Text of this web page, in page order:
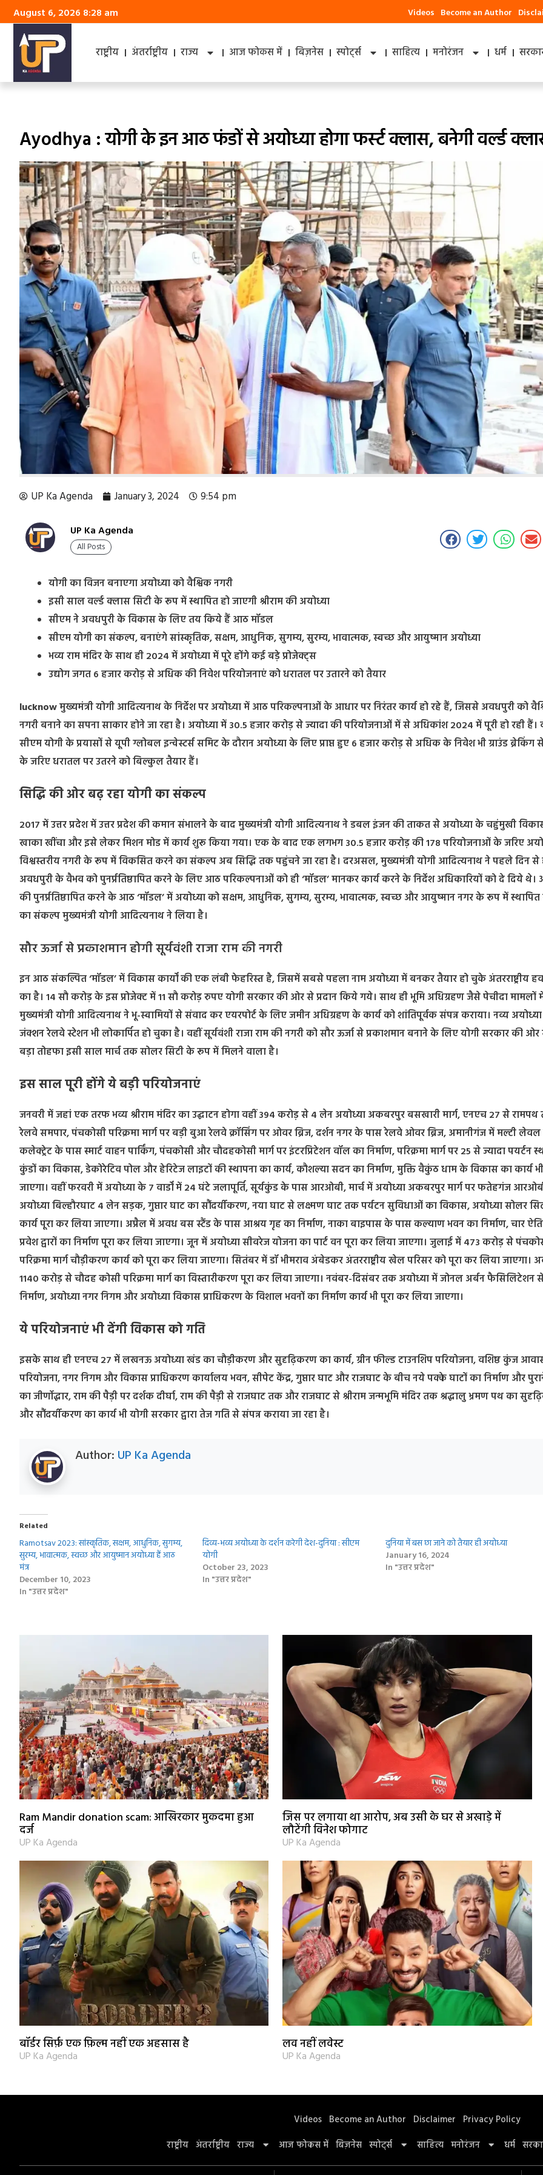
August 6, 2026 8:28 am Videos Become an Author
राष्ट्रीय अंतर्राष्ट्रीय राज्य आज फोकस में बिज़नेस स्पोर्ट्स साहित्य मनोरंजन धर्म
Ayodhya : योगी के इन आठ फंडों से अयोध्या होगा फर्स्‍ट क्‍लास, बनेगी वर्ल्‍ड
UP Ka Agenda January 3, 2024 9:54 pm
UP Ka Agenda
All Posts
योगी का विजन बनाएगा अयोध्या को वैश्विक नगरी
इसी साल वर्ल्ड क्लास सिटी के रूप में स्थापित हो जाएगी श्रीराम की अयोध्या
सीएम ने अवधपुरी के विकास के लिए तय किये हैं आठ मॉडल
सीएम योगी का संकल्प, बनाएंगे सांस्कृतिक, सक्षम, आधुनिक, सुगम्य, सुरम्य, भावात्मक, स्वच्छ और आयुष्मान अयोध्या
भव्य राम मंदिर के साथ ही 2024 में अयोध्या में पूरे होंगे कई बड़े प्रोजेक्ट्स
उद्योग जगत 6 हजार करोड़ से अधिक की निवेश परियोजनाएं को धरातल पर उतारने को तैयार
lucknowमुख्यमंत्री योगी आदित्यनाथ के निर्देश पर अयोध्या में आठ परिकल्पनाओं के आधार पर निरंतर कार्य हो रहे हैं, जिससे अवधपुरी को
नगरी बनाने का सपना साकार होने जा रहा है। अयोध्या में 30.5 हजार करोड़ से ज्यादा की परियोजनाओं में से अधिकांश 2024 में पूरी हो रही हैं।
सीएम योगी के प्रयासों से यूपी ग्लोबल इन्वेस्टर्स समिट के दौरान अयोध्या के लिए प्राप्त हुए 6 हजार करोड़ से अधिक के निवेश भी ग्राउंड ब्रेकिंग
के जरिए धरातल पर उतरने को बिल्कुल तैयार हैं।
सिद्धि की ओर बढ़ रहा योगी का संकल्प
2017 में उत्तर प्रदेश में उत्तर प्रदेश की कमान संभालने के बाद मुख्यमंत्री योगी आदित्यनाथ ने डबल इंजन की ताकत से अयोध्या के चहुंमुखी
खाका खींचा और इसे लेकर मिशन मोड में कार्य शुरू किया गया। एक के बाद एक लगभग 30.5 हजार करोड़ की 178 परियोजनाओं के जरिए
विश्वस्तरीय नगरी के रूप में विकसित करने का संकल्प अब सिद्धि तक पहुंचने जा रहा है। दरअसल, मुख्यमंत्री योगी आदित्यनाथ ने पहले दिन से
अवधपुरी के वैभव को पुनर्प्रतिष्ठापित करने के लिए आठ परिकल्पनाओं को ही ‘मॉडल’ मानकर कार्य करने के निर्देश अधिकारियों को दे दिये थे।
की पुनर्प्रतिष्ठापित करने के आठ ‘मॉडल’ में अयोध्या को सक्षम, आधुनिक, सुगम्य, सुरम्य, भावात्मक, स्वच्छ और आयुष्मान नगर के रूप में
का संकल्प मुख्यमंत्री योगी आदित्यनाथ ने लिया है।
सौर ऊर्जा से प्रकाशमान होगी सूर्यवंशी राजा राम की नगरी
इन आठ संकल्पित ‘मॉडल’ में विकास कार्यों की एक लंबी फेहरिस्त है, जिसमें सबसे पहला नाम अयोध्या में बनकर तैयार हो चुके अंतरराष्ट्रीय
का है। 14 सौ करोड़ के इस प्रोजेक्ट में 11 सौ करोड़ रुपए योगी सरकार की ओर से प्रदान किये गये। साथ ही भूमि अधिग्रहण जैसे पेचीदा मामलों
मुख्यमंत्री योगी आदित्यनाथ ने भू-स्वामियों से संवाद कर एयरपोर्ट के लिए जमीन अधिग्रहण के कार्य को शांतिपूर्वक संपन्न कराया। नव्य
जंक्शन रेलवे स्टेशन भी लोकार्पित हो चुका है। वहीं सूर्यवंशी राजा राम की नगरी को सौर ऊर्जा से प्रकाशमान बनाने के लिए योगी सरकार की
बड़ा तोहफा इसी साल मार्च तक सोलर सिटी के रूप में मिलने वाला है।
इस साल पूरी होंगे ये बड़ी परियोजनाएं
जनवरी में जहां एक तरफ भव्य श्रीराम मंदिर का उद्घाटन होगा वहीं 394 करोड़ से 4 लेन अयोध्या अकबरपुर बसखारी मार्ग, एनएच 27 से
रेलवे समपार, पंचकोसी परिक्रमा मार्ग पर बड़ी बुआ रेलवे क्रॉसिंग पर ओवर ब्रिज, दर्शन नगर के पास रेलवे ओवर ब्रिज, अमानीगंज में मल्टी लेवल
कलेक्ट्रेट के पास स्मार्ट वाहन पार्किंग, पंचकोसी और चौदहकोसी मार्ग पर इंटरप्रिटेशन वॉल का निर्माण, परिक्रमा मार्ग पर 25 से ज्यादा पयर्टन
कुंडों का विकास, डेकोरेटिव पोल और हेरिटेज लाइटों की स्थापना का कार्य, कौशल्या सदन का निर्माण, मुक्ति वैकुंठ धाम के विकास का कार्य भी
जाएगा। वहीं फरवरी में अयोध्या के 7 वार्डों में 24 घंटे जलापूर्ति, सूर्यकुंड के पास आरओबी, मार्च में अयोध्या अकबरपुर मार्ग पर फतेहगंज
अयोध्या बिल्हौरघाट 4 लेन सड़क, गुप्तार घाट का सौंदर्यीकरण, नया घाट से लक्ष्मण घाट तक पर्यटन सुविधाओं का विकास, अयोध्या सोलर
कार्य पूरा कर लिया जाएगा। अप्रैल में अवध बस स्टैंड के पास आश्रय गृह का निर्माण, नाका बाइपास के पास कल्याण भवन का निर्माण, चार
प्रवेश द्वारों का निर्माण पूरा कर लिया जाएगा। जून में अयोध्या सीवरेज योजना का पार्ट वन पूरा कर लिया जाएगा। जुलाई में 473 करोड़ से
परिक्रमा मार्ग चौड़ीकरण कार्य को पूरा कर लिया जाएगा। सितंबर में डॉ भीमराव अंबेडकर अंतरराष्ट्रीय खेल परिसर को पूरा कर लिया जाएगा।
1140 करोड़ से चौदह कोसी परिक्रमा मार्ग का विस्तारीकरण पूरा कर लिया जाएगा। नवंबर-दिसंबर तक अयोध्या में जोनल अर्बन फैसिलिटेशन
निर्माण, अयोध्या नगर निगम और अयोध्या विकास प्राधिकरण के विशाल भवनों का निर्माण कार्य भी पूरा कर लिया जाएगा।
ये परियोजनाएं भी देंगी विकास को गति
इसके साथ ही एनएच 27 में लखनऊ अयोध्या खंड का चौड़ीकरण और सुदृढ़िकरण का कार्य, ग्रीन फील्ड टाउनशिप परियोजना, वशिष्ठ कुंज
परियोजना, नगर निगम और विकास प्राधिकरण कार्यालय भवन, सीपेट केंद्र, गुप्तार घाट और राजघाट के बीच नये पक्के घाटों का निर्माण और
का जीर्णोद्धार, राम की पैड़ी पर दर्शक दीर्घा, राम की पैड़ी से राजघाट तक और राजघाट से श्रीराम जन्मभूमि मंदिर तक श्रद्धालु भ्रमण पथ का
और सौंदर्यीकरण का कार्य भी योगी सरकार द्वारा तेज गति से संपन्न कराया जा रहा है।
Author: UP Ka Agenda
Related
Ramotsav 2023: सांस्कृतिक, सक्षम, आधुनिक, सुगम्य,
सुरम्य, भावात्मक, स्वच्छ और आयुष्मान अयोध्या हैं आठ
मंत्र
December 10, 2023
In "उत्तर प्रदेश"
दिव्य-भव्य अयोध्या के दर्शन करेगी देश-दुनिया : सीएम
योगी
October 23, 2023
In "उत्तर प्रदेश"
दुनिया में बस छा जाने को तैयार ही अयोध्‍या
January 16, 2024
In "उत्तर प्रदेश"
Ram Mandir donation scam: आखिरकार मुकदमा हुआ
दर्ज
UP Ka Agenda
जिस पर लगाया था आरोप, अब उसी के घर से अखाड़े में
लौटेंगी विनेश फोगाट
UP Ka Agenda
बॉर्डर सिर्फ़ एक फ़िल्म नहीं एक अहसास है
UP Ka Agenda
लव नहीं लवेस्ट
UP Ka Agenda
Videos Become an Author Disclaimer Privacy Policy
राष्ट्रीय अंतर्राष्ट्रीय राज्य आज फोकस में बिज़नेस स्पोर्ट्स साहित्य मनोरंजन धर्म